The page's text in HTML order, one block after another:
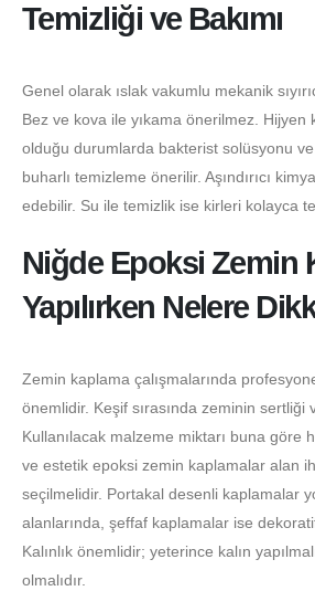
Temizliği ve Bakımı
Genel olarak ıslak vakumlu mekanik
Bez ve kova ile yıkama önerilmez. Hijyen
olduğu durumlarda bakterist solüsyonu ve
buharlı temizleme önerilir. Aşındırıcı
edebilir. Su ile temizlik ise kirleri kolayca
Niğde Epoksi Zemin
Yapılırken Nelere
Zemin kaplama çalışmalarında
önemlidir. Keşif sırasında zeminin sertliği
Kullanılacak malzeme miktarı buna göre
ve estetik epoksi zemin kaplamalar alan
seçilmelidir. Portakal desenli kaplamalar
alanlarında, şeffaf kaplamalar ise
Kalınlık önemlidir; yeterince kalın
olmalıdır.